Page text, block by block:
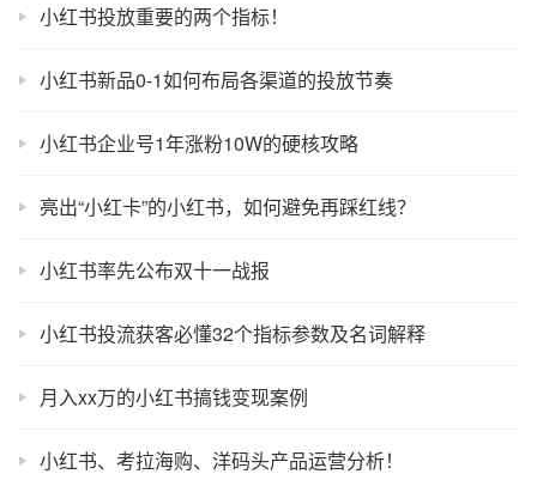
小红书投放重要的两个指标！
小红书新品0-1如何布局各渠道的投放节奏
小红书企业号1年涨粉10W的硬核攻略
亮出“小红卡”的小红书，如何避免再踩红线？
小红书率先公布双十一战报
小红书投流获客必懂32个指标参数及名词解释
月入xx万的小红书搞钱变现案例
小红书、考拉海购、洋码头产品运营分析！